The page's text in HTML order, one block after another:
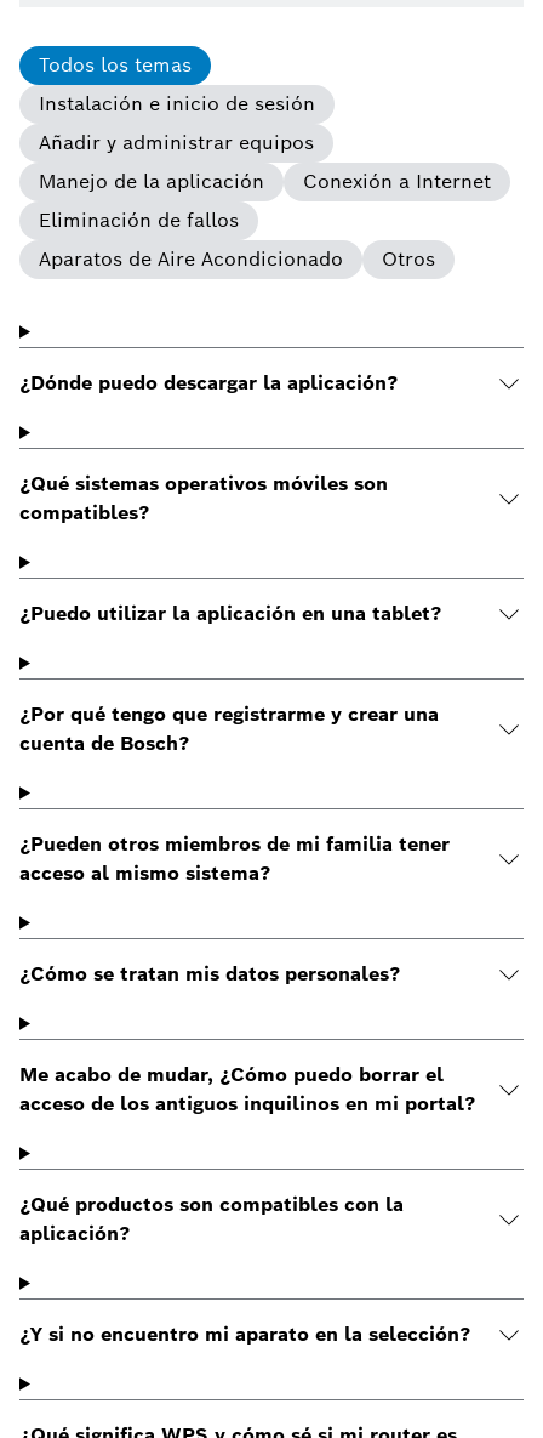
Todos los temas
Instalación e inicio de sesión
Añadir y administrar equipos
Manejo de la aplicación
Conexión a Internet
Eliminación de fallos
Aparatos de Aire Acondicionado
Otros
¿Dónde puedo descargar la aplicación?
¿Qué sistemas operativos móviles son
compatibles?
¿Puedo utilizar la aplicación en una tablet?
¿Por qué tengo que registrarme y crear una
cuenta de Bosch?
¿Pueden otros miembros de mi familia tener
acceso al mismo sistema?
¿Cómo se tratan mis datos personales?
Me acabo de mudar, ¿Cómo puedo borrar el
acceso de los antiguos inquilinos en mi portal?
¿Qué productos son compatibles con la
aplicación?
¿Y si no encuentro mi aparato en la selección?